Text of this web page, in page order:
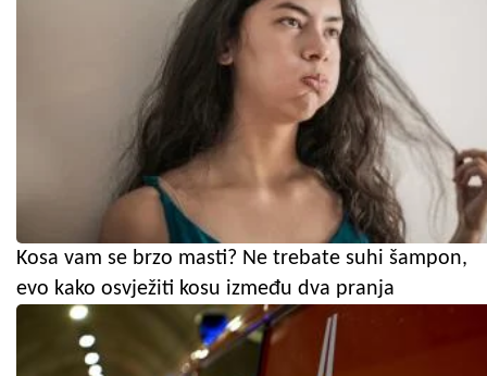
Kosa vam se brzo masti? Ne trebate suhi šampon,
evo kako osvježiti kosu između dva pranja